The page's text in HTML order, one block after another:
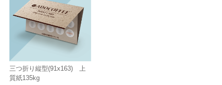
三つ折り縦型(91x163) 上
質紙135kg